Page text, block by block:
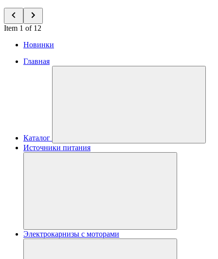
Item 1 of 12
Новинки
Главная
Каталог
Источники питания
Электрокарнизы с моторами